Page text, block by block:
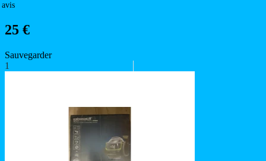
avis
25 €
Sauvegarder
1